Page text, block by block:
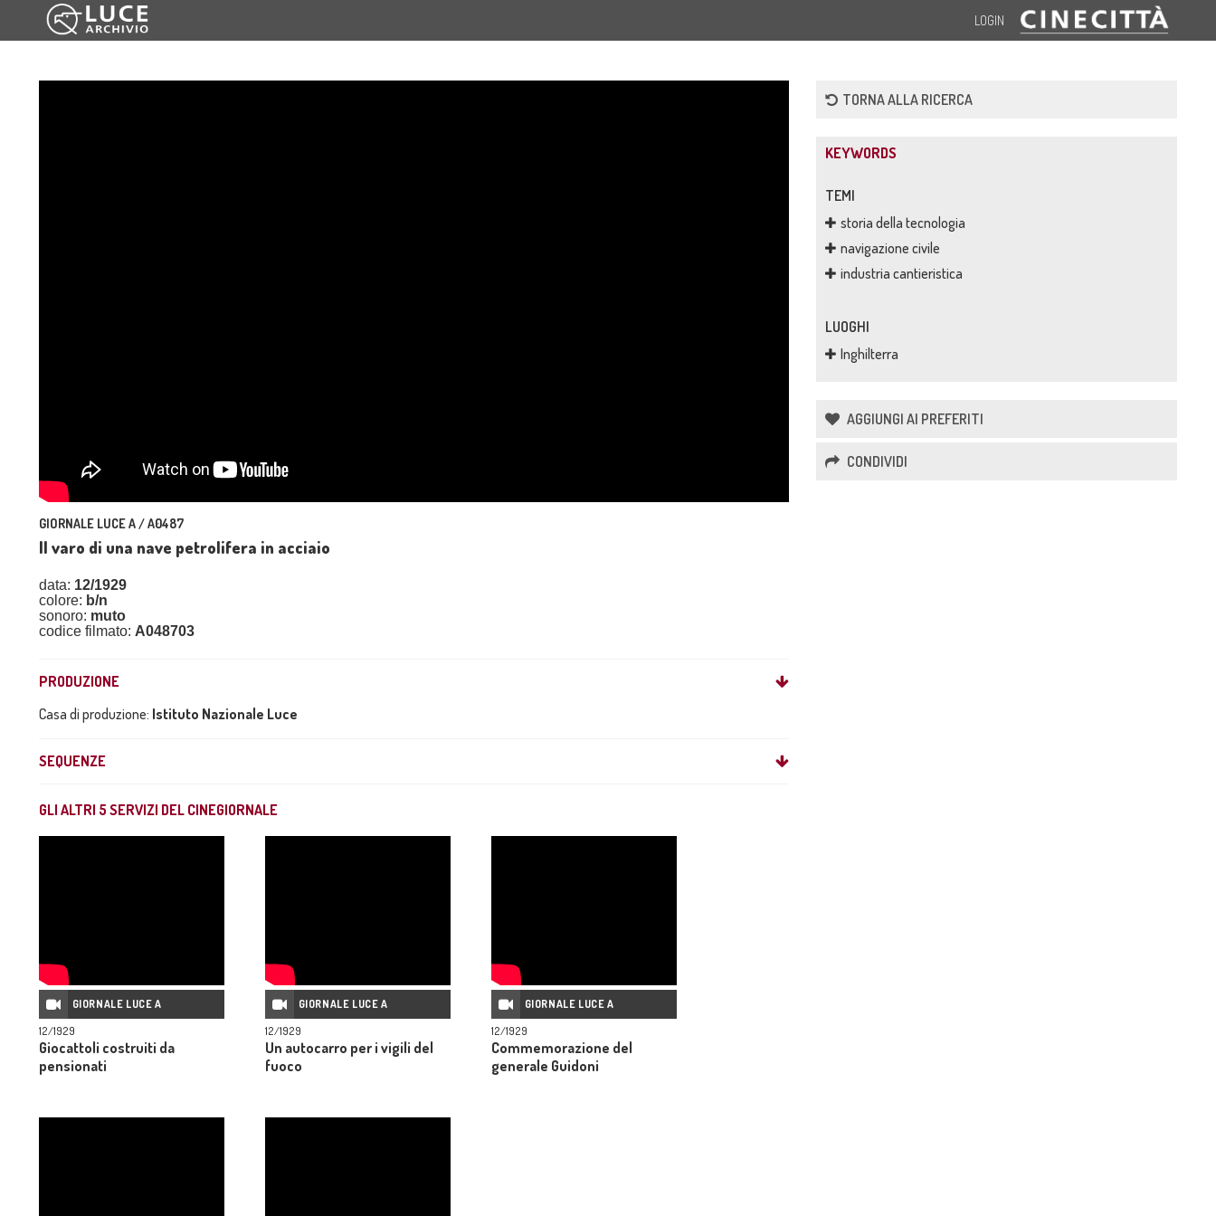
LOGIN
GIORNALE LUCE A / A0487
Il varo di una nave petrolifera in acciaio
data: 12/1929
colore: b/n
sonoro: muto
codice filmato: A048703
PRODUZIONE
Casa di produzione: Istituto Nazionale Luce
SEQUENZE
GLI ALTRI 5 SERVIZI DEL CINEGIORNALE
GIORNALE LUCE A
12/1929
Giocattoli costruiti da
pensionati
GIORNALE LUCE A
12/1929
Un autocarro per i vigili del
fuoco
GIORNALE LUCE A
12/1929
Commemorazione del
generale Guidoni
TORNA ALLA RICERCA
KEYWORDS
TEMI
storia della tecnologia
navigazione civile
industria cantieristica
LUOGHI
Inghilterra
AGGIUNGI AI PREFERITI
CONDIVIDI